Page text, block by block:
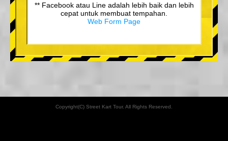
** Facebook atau Line adalah lebih baik dan lebih
cepat untuk membuat tempahan.
Web Form Page
Copyright(C) Street Kart Tour. All Rights Reserved.